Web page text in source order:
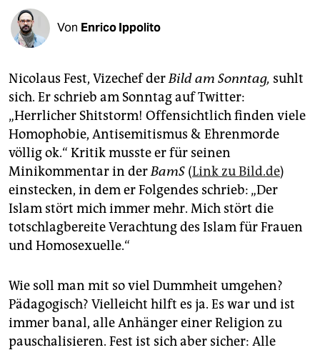
veranstaltungen
shop
unterstützen
abo
genossenschaft
epaper login
Von Enrico Ippolito
Nicolaus Fest, Vizechef derBild am Sonntag, suhlt
sich. Er schrieb am Sonntag auf Twitter:
„Herrlicher Shitstorm! Offensichtlich finden viele
Homophobie, Antisemitismus & Ehrenmorde
völlig ok.“ Kritik musste er für seinen
Minikommentar in derBamS (Link zu Bild.de)
einstecken, in dem er Folgendes schrieb: „Der
Islam stört mich immer mehr. Mich stört die
totschlagbereite Verachtung des Islam für Frauen
und Homosexuelle.“
Wie soll man mit so viel Dummheit umgehen?
Pädagogisch? Vielleicht hilft es ja. Es war und ist
immer banal, alle Anhänger einer Religion zu
pauschalisieren. Fest ist sich aber sicher: Alle